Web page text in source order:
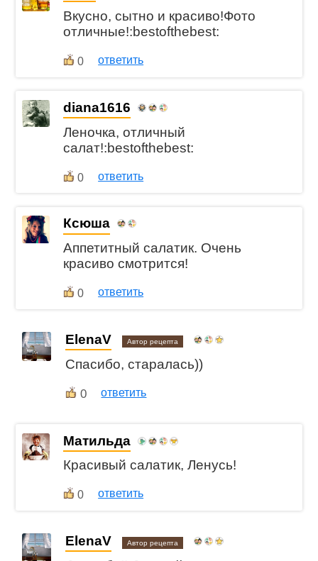
Вкусно, сытно и красиво!Фото
отличные!:bestofthebest:
0 ответить
diana1616
Леночка, отличный
салат!:bestofthebest:
0 ответить
Ксюша
Аппетитный салатик. Очень
красиво смотрится!
0 ответить
ElenaV Автор рецепта
Спасибо, старалась))
0 ответить
Матильда
Красивый салатик, Ленусь!
0 ответить
ElenaV Автор рецепта